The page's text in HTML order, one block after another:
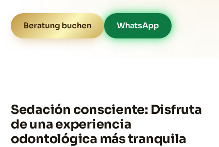
Beratung buchen WhatsApp
Sedación consciente: Disfruta
de una experiencia
odontológica más tranquila